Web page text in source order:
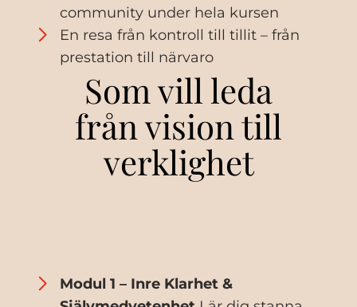
community under hela kursen
En resa från kontroll till tillit – från
prestation till närvaro
Som vill leda
från vision till
verklighet
Modul 1 – Inre Klarhet &